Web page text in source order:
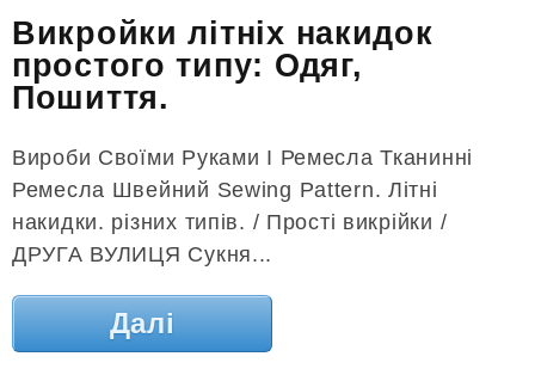
Викройки літніх накидок
простого типу: Одяг,
Пошиття.
Вироби Своїми Руками І Ремесла Тканинні
Ремесла Швейний Sewing Pattern. Літні
накидки. різних типів. / Прості викрійки /
ДРУГА ВУЛИЦЯ Сукня...
Далі